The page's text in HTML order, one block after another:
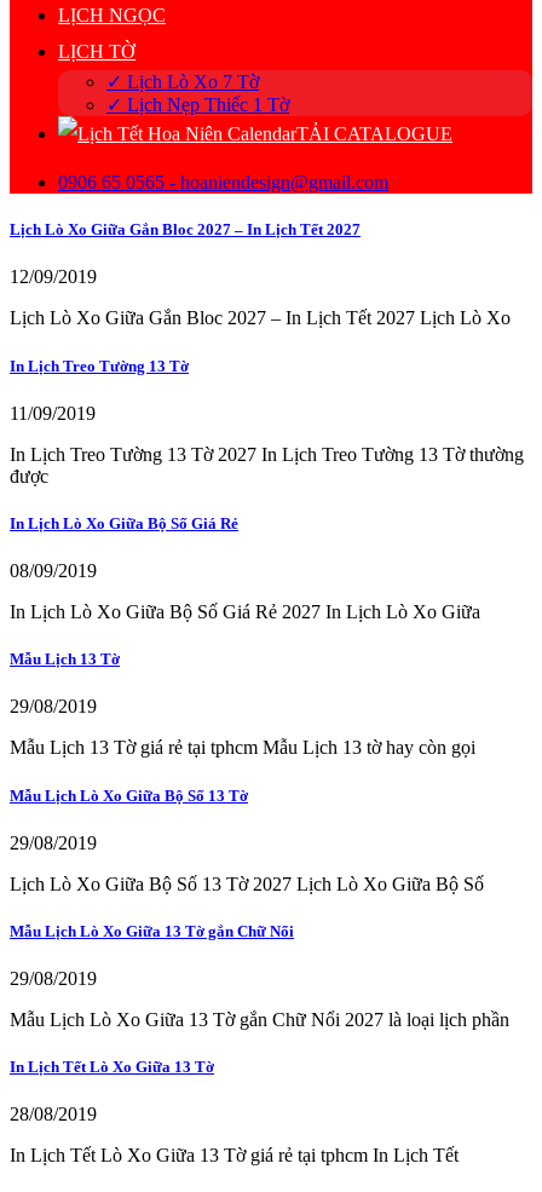
LỊCH NGỌC
LỊCH TỜ
✓ Lịch Lò Xo 7 Tờ
✓ Lịch Nẹp Thiếc 1 Tờ
TẢI CATALOGUE
0906 65 0565 - hoaniendesign@gmail.com
Lịch Lò Xo Giữa Gắn Bloc 2027 – In Lịch Tết 2027
12/09/2019
Lịch Lò Xo Giữa Gắn Bloc 2027 – In Lịch Tết 2027 Lịch Lò Xo
In Lịch Treo Tường 13 Tờ
11/09/2019
In Lịch Treo Tường 13 Tờ 2027 In Lịch Treo Tường 13 Tờ thường
được
In Lịch Lò Xo Giữa Bộ Số Giá Rẻ
08/09/2019
In Lịch Lò Xo Giữa Bộ Số Giá Rẻ 2027 In Lịch Lò Xo Giữa
Mẫu Lịch 13 Tờ
29/08/2019
Mẫu Lịch 13 Tờ giá rẻ tại tphcm Mẫu Lịch 13 tờ hay còn gọi
Mẫu Lịch Lò Xo Giữa Bộ Số 13 Tờ
29/08/2019
Lịch Lò Xo Giữa Bộ Số 13 Tờ 2027 Lịch Lò Xo Giữa Bộ Số
Mẫu Lịch Lò Xo Giữa 13 Tờ gắn Chữ Nổi
29/08/2019
Mẫu Lịch Lò Xo Giữa 13 Tờ gắn Chữ Nổi 2027 là loại lịch phần
In Lịch Tết Lò Xo Giữa 13 Tờ
28/08/2019
In Lịch Tết Lò Xo Giữa 13 Tờ giá rẻ tại tphcm In Lịch Tết